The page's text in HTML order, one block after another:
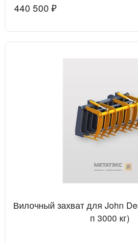
440 500 ₽
Вилочный захват для John
п 3000 кг)